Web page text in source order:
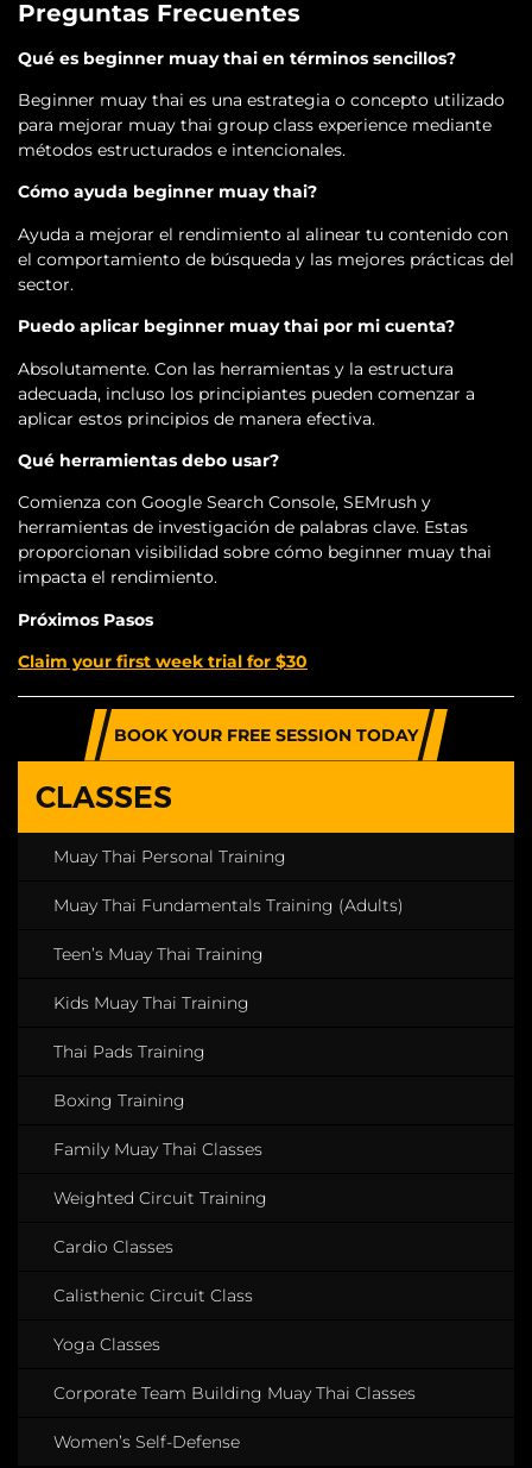
Preguntas Frecuentes
Qué es beginner muay thai en términos sencillos?
Beginner muay thai es una estrategia o concepto utilizado
para mejorar muay thai group class experience mediante
métodos estructurados e intencionales.
Cómo ayuda beginner muay thai?
Ayuda a mejorar el rendimiento al alinear tu contenido con
el comportamiento de búsqueda y las mejores prácticas del
sector.
Puedo aplicar beginner muay thai por mi cuenta?
Absolutamente. Con las herramientas y la estructura
adecuada, incluso los principiantes pueden comenzar a
aplicar estos principios de manera efectiva.
Qué herramientas debo usar?
Comienza con Google Search Console, SEMrush y
herramientas de investigación de palabras clave. Estas
proporcionan visibilidad sobre cómo beginner muay thai
impacta el rendimiento.
Próximos Pasos
Claim your first week trial for $30
BOOK YOUR FREE SESSION TODAY
CLASSES
Muay Thai Personal Training
Muay Thai Fundamentals Training (Adults)
Teen’s Muay Thai Training
Kids Muay Thai Training
Thai Pads Training
Boxing Training
Family Muay Thai Classes
Weighted Circuit Training
Cardio Classes
Calisthenic Circuit Class
Yoga Classes
Corporate Team Building Muay Thai Classes
Women’s Self-Defense